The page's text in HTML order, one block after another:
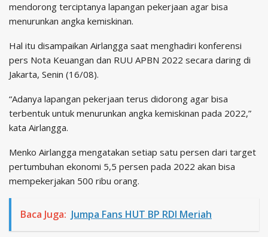
mendorong terciptanya lapangan pekerjaan agar bisa
menurunkan angka kemiskinan.
Hal itu disampaikan Airlangga saat menghadiri konferensi
pers Nota Keuangan dan RUU APBN 2022 secara daring di
Jakarta, Senin (16/08).
“Adanya lapangan pekerjaan terus didorong agar bisa
terbentuk untuk menurunkan angka kemiskinan pada 2022,”
kata Airlangga.
Menko Airlangga mengatakan setiap satu persen dari target
pertumbuhan ekonomi 5,5 persen pada 2022 akan bisa
mempekerjakan 500 ribu orang.
Baca Juga: Jumpa Fans HUT BP RDI Meriah